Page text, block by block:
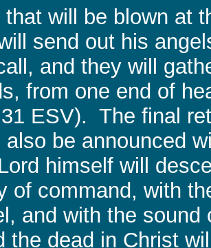
that will be blown at
send out his
and they will
from one end of
ESV). The final
also be announced
himself will
of command, with
and with the sound
the dead in Christ